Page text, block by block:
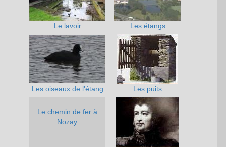
Le lavoir Les étangs
Les oiseaux de l'étang Les puits
Le chemin de fer à
Nozay